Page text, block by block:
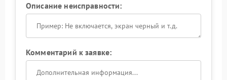
Описание неисправности:
Комментарий к заявке: